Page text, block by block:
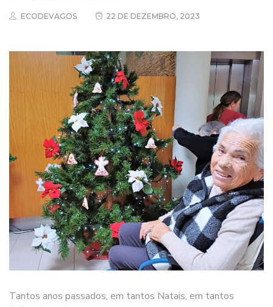
ECODEVAGOS 22 DE DEZEMBRO, 2023
Tantos anos passados, em tantos Natais, em tantos